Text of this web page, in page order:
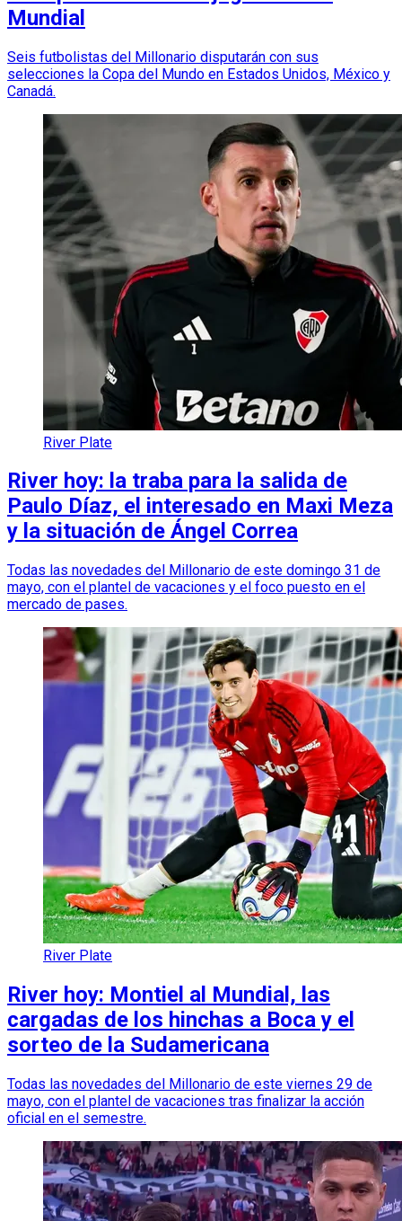
Mundial
Seis futbolistas del Millonario disputarán con sus
selecciones la Copa del Mundo en Estados Unidos, México y
Canadá.
River Plate
River hoy: la traba para la salida de
Paulo Díaz, el interesado en Maxi Meza
y la situación de Ángel Correa
Todas las novedades del Millonario de este domingo 31 de
mayo, con el plantel de vacaciones y el foco puesto en el
mercado de pases.
River Plate
River hoy: Montiel al Mundial, las
cargadas de los hinchas a Boca y el
sorteo de la Sudamericana
Todas las novedades del Millonario de este viernes 29 de
mayo, con el plantel de vacaciones tras finalizar la acción
oficial en el semestre.